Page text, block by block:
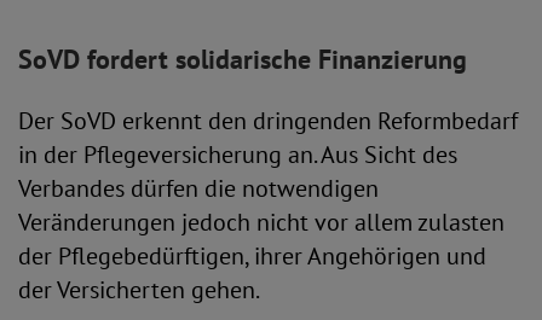
SoVD fordert solidarische Finanzierung
Der SoVD erkennt den dringenden Reformbedarf
in der Pflegeversicherung an. Aus Sicht des
Verbandes dürfen die notwendigen
Veränderungen jedoch nicht vor allem zulasten
der Pflegebedürftigen, ihrer Angehörigen und
der Versicherten gehen.